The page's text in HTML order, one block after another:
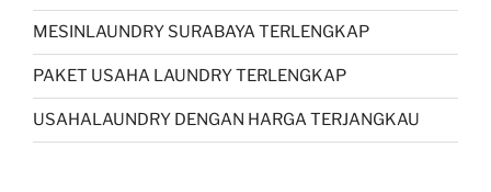
MESINLAUNDRY SURABAYA TERLENGKAP
PAKET USAHA LAUNDRY TERLENGKAP
USAHALAUNDRY DENGAN HARGA TERJANGKAU